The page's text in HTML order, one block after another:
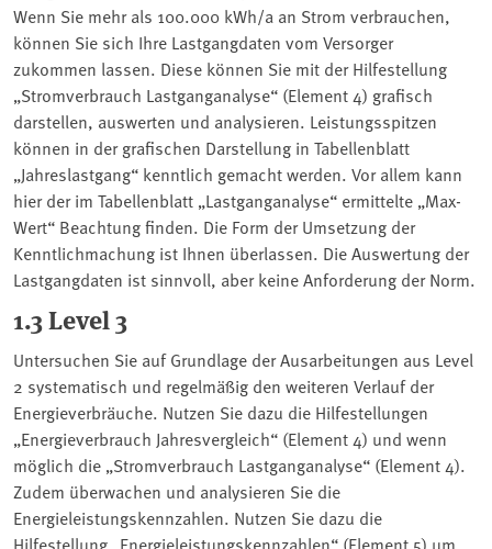
Wenn Sie mehr als 100.000 kWh/a an Strom verbrauchen,
können Sie sich Ihre Lastgangdaten vom Versorger
zukommen lassen. Diese können Sie mit der Hilfestellung
„Stromverbrauch Lastganganalyse“ (Element 4) grafisch
darstellen, auswerten und analysieren. Leistungsspitzen
können in der grafischen Darstellung in Tabellenblatt
„Jahreslastgang“ kenntlich gemacht werden. Vor allem kann
hier der im Tabellenblatt „Lastganganalyse“ ermittelte „Max-
Wert“ Beachtung finden. Die Form der Umsetzung der
Kenntlichmachung ist Ihnen überlassen. Die Auswertung der
Lastgangdaten ist sinnvoll, aber keine Anforderung der Norm.
1.3 Level 3
Untersuchen Sie auf Grundlage der Ausarbeitungen aus Level
2 systematisch und regelmäßig den weiteren Verlauf der
Energieverbräuche. Nutzen Sie dazu die Hilfestellungen
„Energieverbrauch Jahresvergleich“ (Element 4) und wenn
möglich die „Stromverbrauch Lastganganalyse“ (Element 4).
Zudem überwachen und analysieren Sie die
Energieleistungskennzahlen. Nutzen Sie dazu die
Hilfestellung „Energieleistungskennzahlen“ (Element 5) um